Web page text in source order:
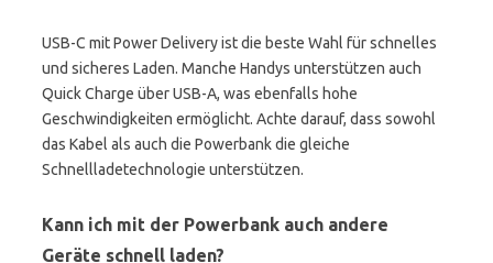
USB-C mit Power Delivery ist die beste Wahl für schnelles
und sicheres Laden. Manche Handys unterstützen auch
Quick Charge über USB-A, was ebenfalls hohe
Geschwindigkeiten ermöglicht. Achte darauf, dass sowohl
das Kabel als auch die Powerbank die gleiche
Schnellladetechnologie unterstützen.
Kann ich mit der Powerbank auch andere
Geräte schnell laden?